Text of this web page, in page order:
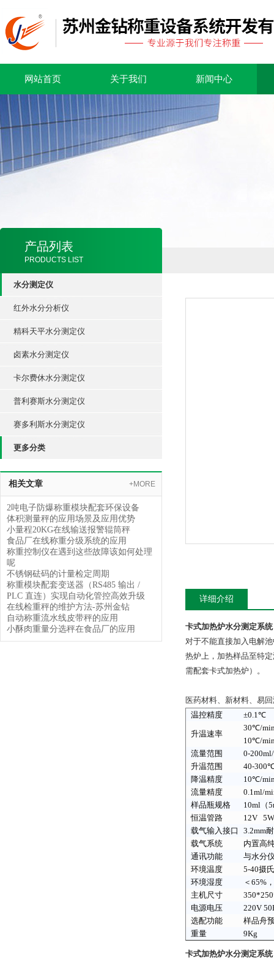
网站首页 关于我们 新闻中心
产品列表
PRODUCTS LIST
水分测定仪
红外水分分析仪
精科天平水分测定仪
卤素水分测定仪
卡尔费休水分测定仪
普利赛斯水分测定仪
赛多利斯水分测定仪
更多分类
相关文章 +MORE
2吨电子防爆称重模块配套环保设备
体积测量秤的应用场景及应用优势
小量程20KG在线输送报警辊筒秤
食品厂在线称重分级系统的应用
称重控制仪在遇到这些故障该如何处理
呢
不锈钢砝码的计量检定周期
称重模块配套变送器（RS485 输出 /
PLC 直连）实现自动化管控高效升级
在线检重秤的维护方法-苏州金钻
自动称重流水线皮带秤的应用
小酥肉重量分选秤在食品厂的应用
详细介绍
卡式加热炉水分测定系统
对于不能直接加入电解
热炉上，加热样品至特
需配套卡式加热炉）。
医药材料、新材料、易
温控精度
±0.1℃
升温速率
30℃/
10℃/
流量范围
0-
升温范围
40-
降温精度
10℃/
流量精度
0.1ml/
样品瓶规格
10ml（
恒温管路
12V 5W
载气输入接口
3.2mm
载气系统
内置高
通讯功能
与水分
环境温度
5-40摄
环境湿度
＜ 65%
主机尺寸
电源电压
220V
选配功能
样品舟
重量
9Kg
卡式加热炉水分测定系统